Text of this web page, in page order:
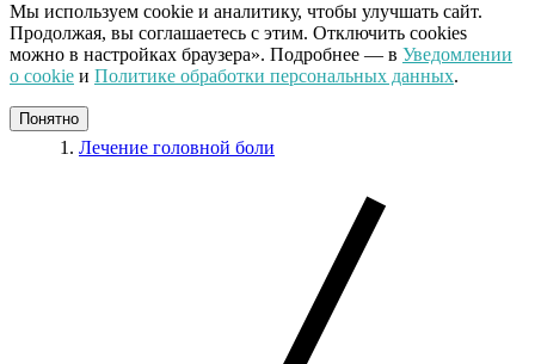
Мы используем cookie и аналитику, чтобы улучшать сайт.
Продолжая, вы соглашаетесь с этим. Отключить cookies
можно в настройках браузера». Подробнее — в Уведомлении
о cookie и Политике обработки персональных данных.
Понятно
Лечение головной боли